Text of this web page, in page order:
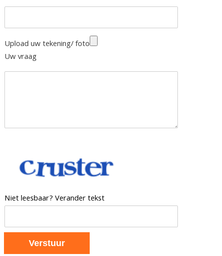
Upload uw tekening/ foto
Uw vraag
Niet leesbaar? Verander tekst